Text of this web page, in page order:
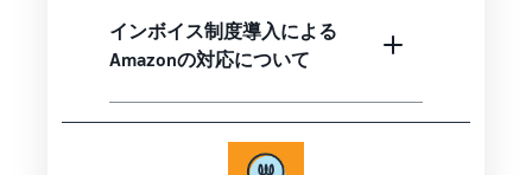
インボイス制度導入による
Amazonの対応について